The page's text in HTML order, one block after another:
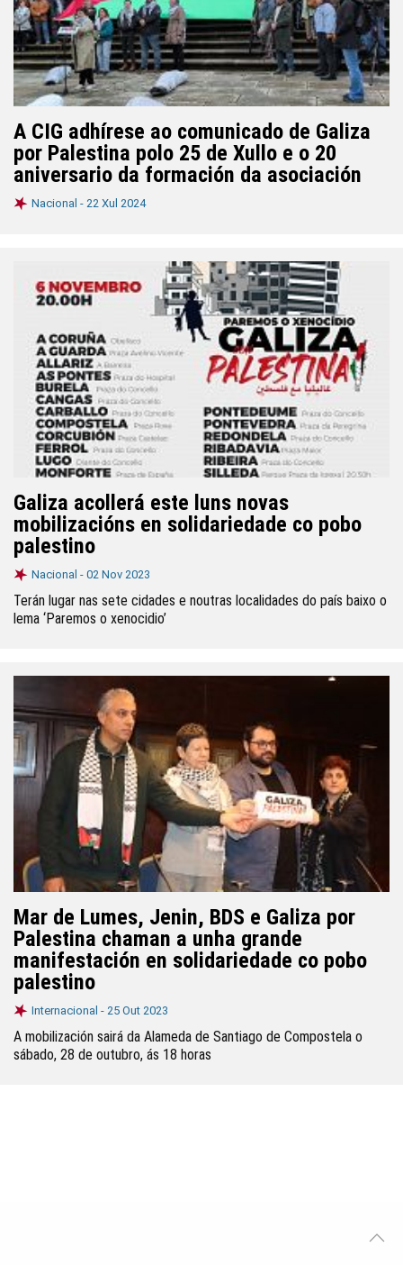
A CIG adhírese ao comunicado de Galiza
por Palestina polo 25 de Xullo e o 20
aniversario da formación da asociación
Nacional - 22 Xul 2024
Galiza acollerá este luns novas
mobilizacións en solidariedade co pobo
palestino
Nacional - 02 Nov 2023
Terán lugar nas sete cidades e noutras localidades do país baixo o
lema ‘Paremos o xenocidio’
Mar de Lumes, Jenin, BDS e Galiza por
Palestina chaman a unha grande
manifestación en solidariedade co pobo
palestino
Internacional - 25 Out 2023
A mobilización sairá da Alameda de Santiago de Compostela o
sábado, 28 de outubro, ás 18 horas